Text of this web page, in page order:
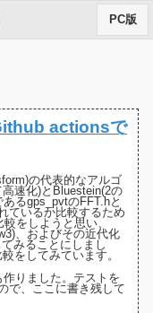
PC版
actionsで
の代表的なアルゴ
速化)と Bluestein(2の
あるgps_pvtのFFT.hと
ているか比較するため
較をしようと思い、
、およびその近代化
みることにしまし
をしてみています。
作りました。テストを
で、ここに書き残して